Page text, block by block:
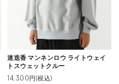
迷迭香 マンネンロウ ライトウェイ
トスウェットクルー
14,300円(税込)